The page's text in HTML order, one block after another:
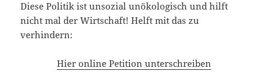
Diese Politik ist unsozial unökologisch und hilft
nicht mal der Wirtschaft! Helft mit das zu
verhindern:
Hier online Petition unterschreiben